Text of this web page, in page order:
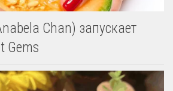
Chan) запускает
Gems